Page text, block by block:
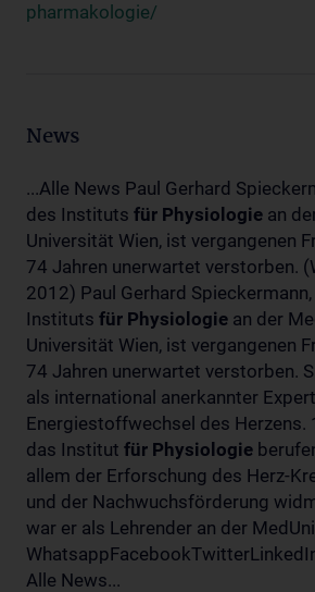
pharmakologie/
News
...Alle News Paul Gerhard
des Instituts für Physiologie an
Universität Wien, ist vergangenen
74 Jahren unerwartet verstorben.
2012) Paul Gerhard
Instituts für Physiologie an der
Universität Wien, ist vergangenen
74 Jahren unerwartet verstorben.
als international anerkannter
Energiestoffwechsel des Herzens.
das Institut für Physiologie
allem der Erforschung des Herz-
und der Nachwuchsförderung
war er als Lehrender an der
Alle News...